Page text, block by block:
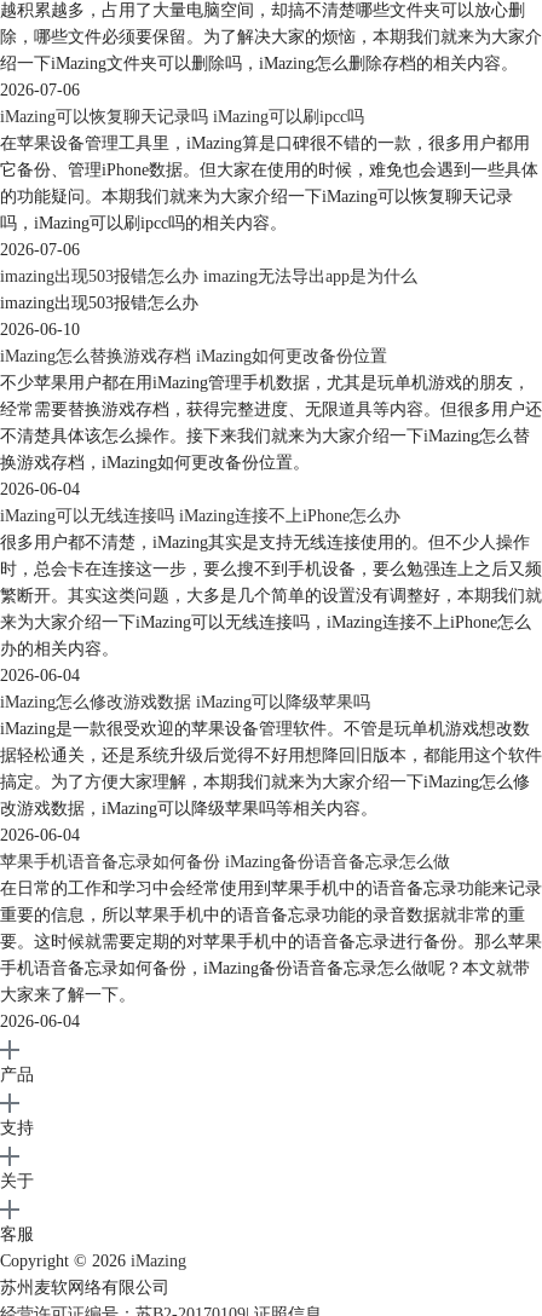
图7：恢复成功
三、小结
作演示。通过应用iMazing的数据管理功能、快速传输功能，可实现手机
文件的快速备份与恢复，而无需通过整机备份的方式进行单项文件的备份
与恢复。
作者：泽洋
越积累越多，占用了大量电脑空间，却搞不清楚哪些文件夹可以放心删
除，哪些文件必须要保留。为了解决大家的烦恼，本期我们就来为大家介
绍一下iMazing文件夹可以删除吗，iMazing怎么删除存档的相关内容。
2026-07-06
iMazing可以恢复聊天记录吗 iMazing可以刷ipcc吗
在苹果设备管理工具里，iMazing算是口碑很不错的一款，很多用户都用
它备份、管理iPhone数据。但大家在使用的时候，难免也会遇到一些具体
的功能疑问。本期我们就来为大家介绍一下iMazing可以恢复聊天记录
吗，iMazing可以刷ipcc吗的相关内容。
2026-07-06
imazing出现503报错怎么办 imazing无法导出app是为什么
imazing出现503报错怎么办
2026-06-10
iMazing怎么替换游戏存档 iMazing如何更改备份位置
不少苹果用户都在用iMazing管理手机数据，尤其是玩单机游戏的朋友，
经常需要替换游戏存档，获得完整进度、无限道具等内容。但很多用户还
不清楚具体该怎么操作。接下来我们就来为大家介绍一下iMazing怎么替
换游戏存档，iMazing如何更改备份位置。
2026-06-04
iMazing可以无线连接吗 iMazing连接不上iPhone怎么办
很多用户都不清楚，iMazing其实是支持无线连接使用的。但不少人操作
时，总会卡在连接这一步，要么搜不到手机设备，要么勉强连上之后又频
繁断开。其实这类问题，大多是几个简单的设置没有调整好，本期我们就
来为大家介绍一下iMazing可以无线连接吗，iMazing连接不上iPhone怎么
办的相关内容。
2026-06-04
iMazing怎么修改游戏数据 iMazing可以降级苹果吗
iMazing是一款很受欢迎的苹果设备管理软件。不管是玩单机游戏想改数
据轻松通关，还是系统升级后觉得不好用想降回旧版本，都能用这个软件
搞定。为了方便大家理解，本期我们就来为大家介绍一下iMazing怎么修
改游戏数据，iMazing可以降级苹果吗等相关内容。
2026-06-04
苹果手机语音备忘录如何备份 iMazing备份语音备忘录怎么做
在日常的工作和学习中会经常使用到苹果手机中的语音备忘录功能来记录
重要的信息，所以苹果手机中的语音备忘录功能的录音数据就非常的重
要。这时候就需要定期的对苹果手机中的语音备忘录进行备份。那么苹果
手机语音备忘录如何备份，iMazing备份语音备忘录怎么做呢？本文就带
大家来了解一下。
2026-06-04
产品
支持
关于
客服
Copyright © 2026 iMazing
苏州麦软网络有限公司